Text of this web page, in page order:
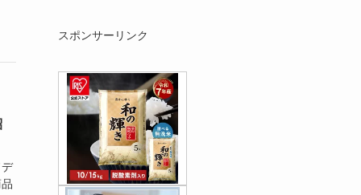
スポンサーリンク